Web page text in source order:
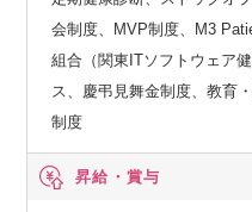
会制度、MVP制度、M3
組合（関東ITソフトウェア
ス、慶弔見舞金制度、教育
制度
昇給・賞与